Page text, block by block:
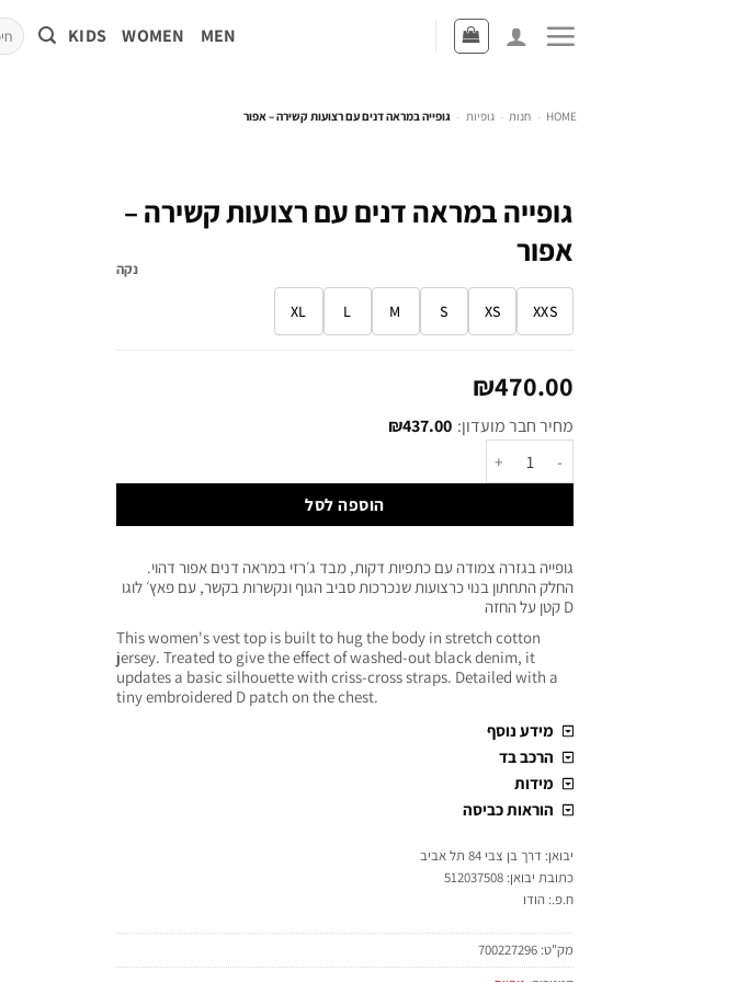
MEN
WOMEN
KIDS
HOME
- חנות - גופיות - גופייה במראה דנים עם רצועות קשירה – אפור
גופייה במראה דנים עם רצועות קשירה –
אפור
XXS
XS
S
M
L
XL
נקה
₪470.00
מחיר חבר מועדון: ₪437.00
הוספה לסל
גופייה בגזרה צמודה עם כתפיות דקות, מבד ג׳רזי במראה דנים אפור דהוי.
החלק התחתון בנוי כרצועות שנכרכות סביב הגוף ונקשרות בקשר, עם פאץ׳ לוגו
D קטן על החזה
This women's vest top is built to hug the body in stretch cotton
jersey. Treated to give the effect of washed-out black denim, it
updates a basic silhouette with criss-cross straps. Detailed with a
tiny embroidered D patch on the chest.
מידע נוסף
הרכב בד
מידות
הוראות כביסה
יבואן: דרך בן צבי 84 תל אביב
כתובת יבואן: 512037508
ח.פ.: הודו
מק"ט: 700227296